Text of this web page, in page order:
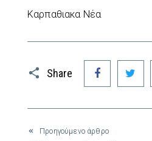
Καρπαθιακα Νέα
Share
Facebook
Προηγούμενο άρθρο